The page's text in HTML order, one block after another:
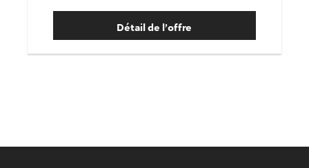
Détail de l’offre